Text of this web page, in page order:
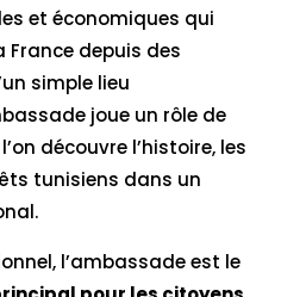
et économiques qui
France depuis des
simple lieu
joue un rôle de
découvre l’histoire, les
tunisiens dans un
l’ambassade est le